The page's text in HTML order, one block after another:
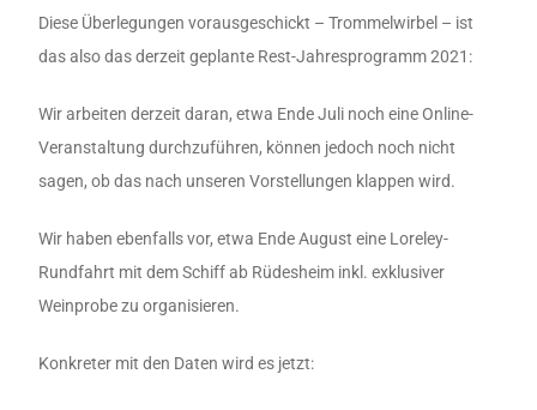
Diese Überlegungen vorausgeschickt – Trommelwirbel – ist
das also das derzeit geplante Rest-Jahresprogramm 2021:
Wir arbeiten derzeit daran, etwa Ende Juli noch eine Online-
Veranstaltung durchzuführen, können jedoch noch nicht
sagen, ob das nach unseren Vorstellungen klappen wird.
Wir haben ebenfalls vor, etwa Ende August eine Loreley-
Rundfahrt mit dem Schiff ab Rüdesheim inkl. exklusiver
Weinprobe zu organisieren.
Konkreter mit den Daten wird es jetzt: